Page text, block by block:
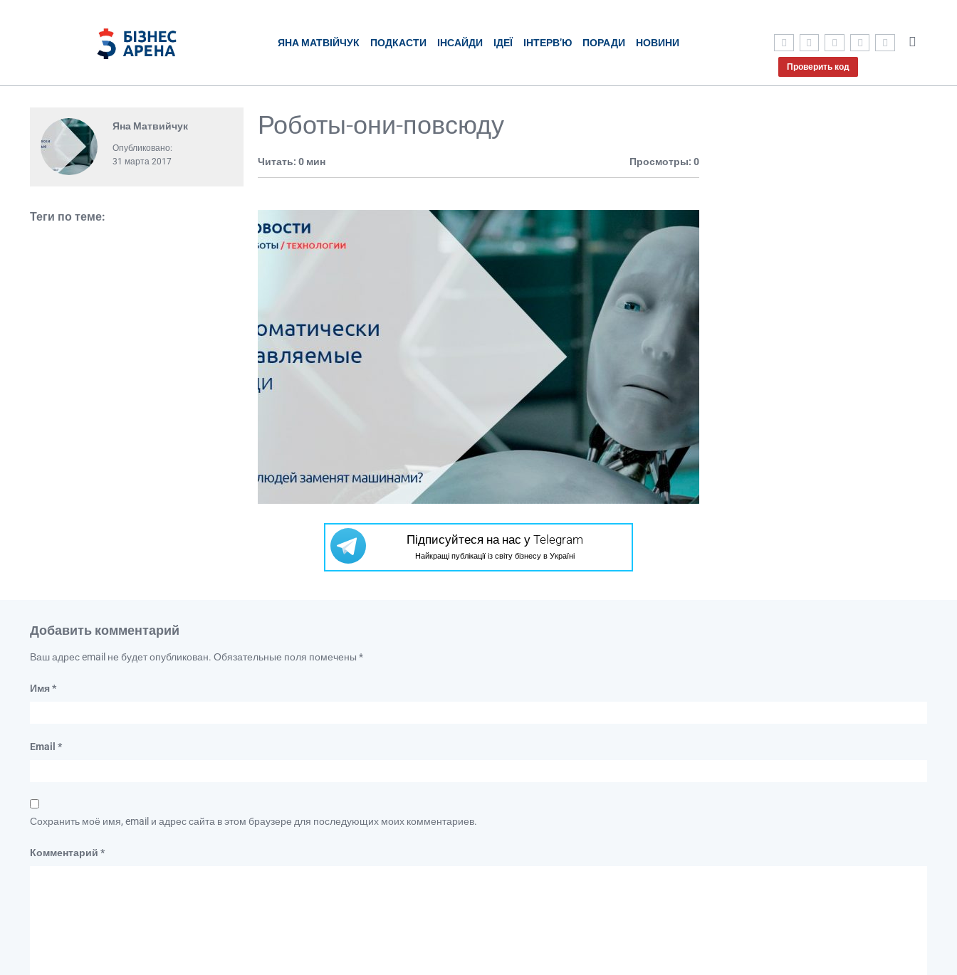
ЯНА МАТВІЙЧУК ПОДКАСТИ ІНСАЙДИ ІДЕЇ ІНТЕРВ’Ю ПОРАДИ НОВИНИ
Проверить код
Яна Матвийчук
Опубликовано:
31 марта 2017
Теги по теме:
Роботы-они-повсюду
Читать: 0 мин Просмотры: 0
Підписуйтеся на нас у Telegram
Найкращі публікації із світу бізнесу в Україні
Добавить комментарий
Ваш адрес email не будет опубликован. Обязательные поля помечены *
Имя*
Email *
Сохранить моё имя, email и адрес сайта в этом браузере для последующих моих комментариев.
Комментарий *